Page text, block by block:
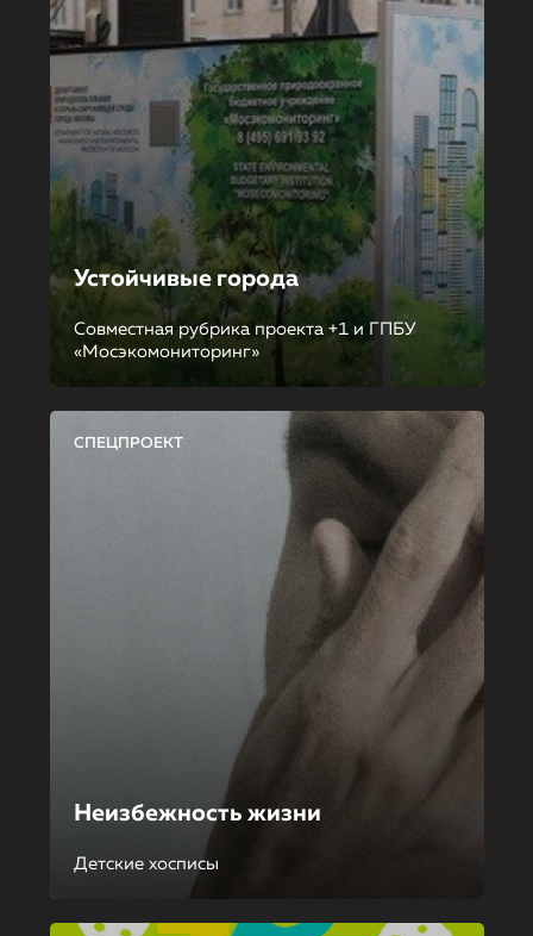
Устойчивые города
Совместная рубрика проекта +1 и ГПБУ
«Мосэкомониторинг»
СПЕЦПРОЕКТ
Неизбежность жизни
Детские хосписы